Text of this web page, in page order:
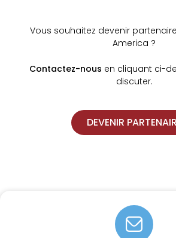
Vous souhaitez devenir
America ?
Contactez-nous en cliquant ci-
discuter.
DEVENIR